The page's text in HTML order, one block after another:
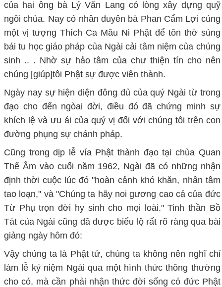
của hai ông bà Lý Văn Lang có lòng xây dựng quỹ
ngôi chùa. Nay có nhân duyên bà Phan Cẩm Lợi cúng
một vị tượng Thích Ca Mâu Ni Phật để tôn thờ sùng
bái tu học giáo pháp của Ngài cải tâm niệm của chúng
sinh .. . Nhờ sự hảo tâm của chư thiện tín cho nên
chúng [giúp]tôi Phật sự được viên thành.
Ngày nay sự hiện diện đông đủ của quý Ngài từ trong
đạo cho đến ngòai đời, điều đó đã chứng minh sự
khích lệ và ưu ái của quý vị đối với chúng tôi trên con
đường phụng sự chánh pháp.
Cũng trong dịp lễ vía Phật thành đạo tại chùa Quan
Thế Âm vào cuối năm 1962, Ngài đã có những nhận
định thời cuộc lúc đó "hoàn cảnh khó khăn, nhân tâm
tao loạn," và "Chúng ta hãy noi gương cao cả của đức
Từ Phụ trọn đời hy sinh cho mọi loài." Tinh thần Bồ
Tát của Ngài cũng đã được biểu lộ rất rõ ràng qua bài
giảng ngày hôm đó:
Vậy chúng ta là Phật tử, chúng ta không nên nghĩ chỉ
làm lễ kỷ niệm Ngài qua một hình thức thông thường
cho có, mà cần phải nhận thức đời sống có đức Phật